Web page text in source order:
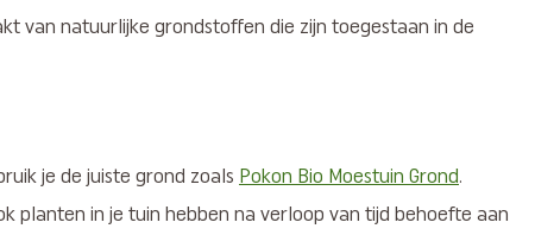
van natuurlijke grondstoffen die zijn toegestaan in de
je de juiste grond zoals Pokon Bio Moestuin Grond.
planten in je tuin hebben na verloop van tijd behoefte aan